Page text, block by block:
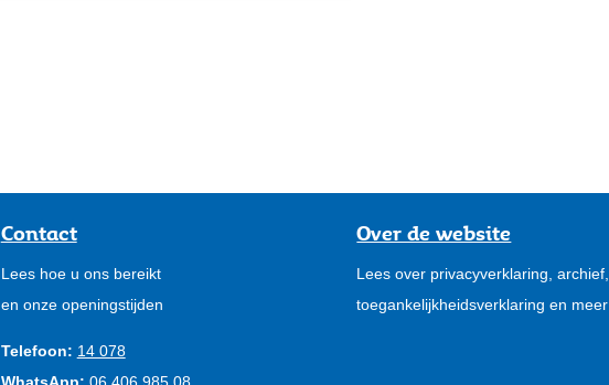
Contact
Lees hoe u ons bereikt
en onze openingstijden
Telefoon: 14 078
Over de website
Lees over privacyverklaring, archief,
toegankelijkheidsverklaring en meer